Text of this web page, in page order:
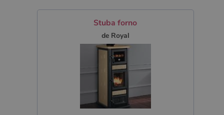
Stuba forno
de Royal